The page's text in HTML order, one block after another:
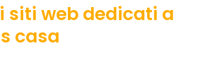
siti web dedicati a
casa